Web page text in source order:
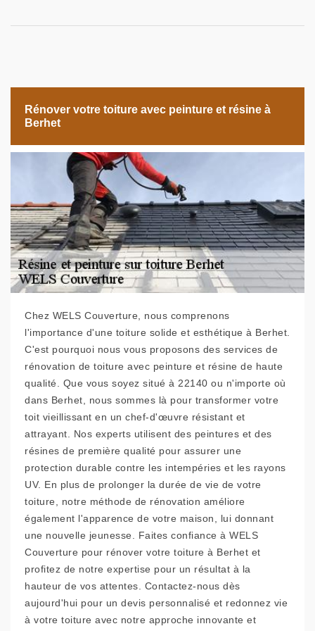
Rénover votre toiture avec peinture et résine à
Berhet
Chez WELS Couverture, nous comprenons
l'importance d'une toiture solide et esthétique à Berhet.
C'est pourquoi nous vous proposons des services de
rénovation de toiture avec peinture et résine de haute
qualité. Que vous soyez situé à 22140 ou n'importe où
dans Berhet, nous sommes là pour transformer votre
toit vieillissant en un chef-d'œuvre résistant et
attrayant. Nos experts utilisent des peintures et des
résines de première qualité pour assurer une
protection durable contre les intempéries et les rayons
UV. En plus de prolonger la durée de vie de votre
toiture, notre méthode de rénovation améliore
également l'apparence de votre maison, lui donnant
une nouvelle jeunesse. Faites confiance à WELS
Couverture pour rénover votre toiture à Berhet et
profitez de notre expertise pour un résultat à la
hauteur de vos attentes. Contactez-nous dès
aujourd'hui pour un devis personnalisé et redonnez vie
à votre toiture avec notre approche innovante et